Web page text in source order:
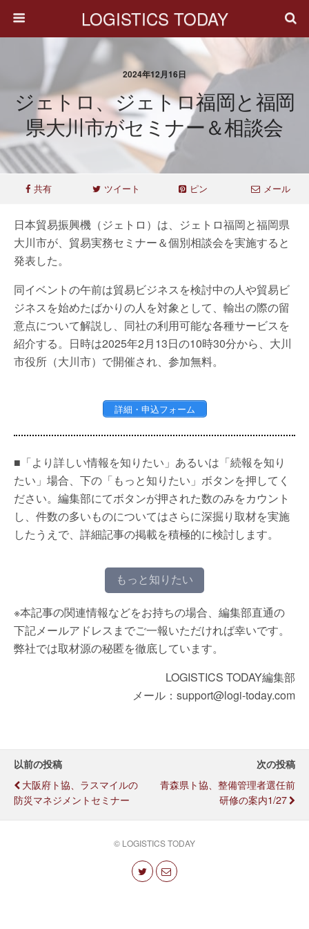
LOGISTICS TODAY
2024年12月16日
ジェトロ、ジェトロ福岡と福岡
県大川市がセミナー＆相談会
共有 ツイート ピン メール
日本貿易振興機（ジェトロ）は、ジェトロ福岡と福岡県
大川市が、貿易実務セミナー＆個別相談会を実施すると
発表した。
同イベントの午前は貿易ビジネスを検討中の人や貿易ビ
ジネスを始めたばかりの人を対象として、輸出の際の留
意点について解説し、同社の利用可能な各種サービスを
紹介する。日時は2025年2月13日の10時30分から、大川
市役所（大川市）で開催され、参加無料。
詳細・申込フォーム
■「より詳しい情報を知りたい」あるいは「続報を知り
たい」場合、下の「もっと知りたい」ボタンを押してく
ださい。編集部にてボタンが押された数のみをカウント
し、件数の多いものについてはさらに深掘り取材を実施
したうえで、詳細記事の掲載を積極的に検討します。
もっと知りたい
※本記事の関連情報などをお持ちの場合、編集部直通の
下記メールアドレスまでご一報いただければ幸いです。
弊社では取材源の秘匿を徹底しています。
LOGISTICS TODAY編集部
メール：support@logi-today.com
以前の投稿
大阪府ト協、ラスマイルの
防災マネジメントセミナー
次の投稿
青森県ト協、整備管理者選任前
研修の案内1/27
© LOGISTICS TODAY